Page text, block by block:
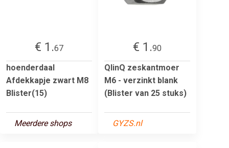
€ 1.67
hoenderdaal
Afdekkapje zwart M8
Blister(15)
Meerdere shops
€ 1.90
QlinQ zeskantmoer
M6 - verzinkt blank
(Blister van 25 stuks)
GYZS.nl